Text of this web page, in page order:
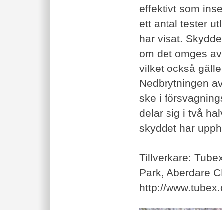
effektivt som
ett antal tester
har visat.
om det omges
vilket också
Nedbrytningen
ske i
delar sig i två
skyddet har
Tillverkare:
Park, Aberdare
http://